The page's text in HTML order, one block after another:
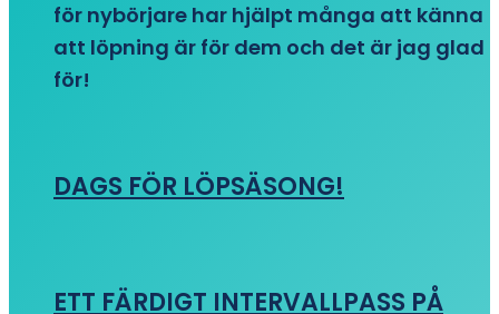
för nybörjare har hjälpt många att känna
att löpning är för dem och det är jag glad
för!
DAGS FÖR LÖPSÄSONG!
ETT FÄRDIGT INTERVALLPASS PÅ